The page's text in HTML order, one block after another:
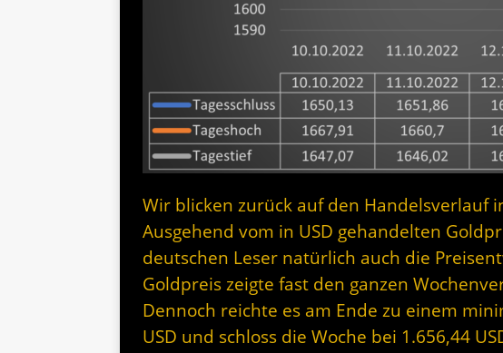
Wir blicken zurück auf den Handelsverlauf
Ausgehend vom in USD gehandelten
deutschen Leser natürlich auch die
Goldpreis zeigte fast den ganzen
Dennoch reichte es am Ende zu einem
USD und schloss die Woche bei 1.656,44